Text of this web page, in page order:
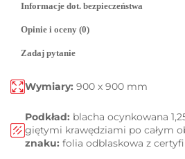
Informacje dot. bezpieczeństwa
Opinie i oceny (0)
Zadaj pytanie
Wymiary: 900 x 900 mm
Podkład: blacha ocynkowana
giętymi krawędziami po całym
znaku: folia odblaskowa z